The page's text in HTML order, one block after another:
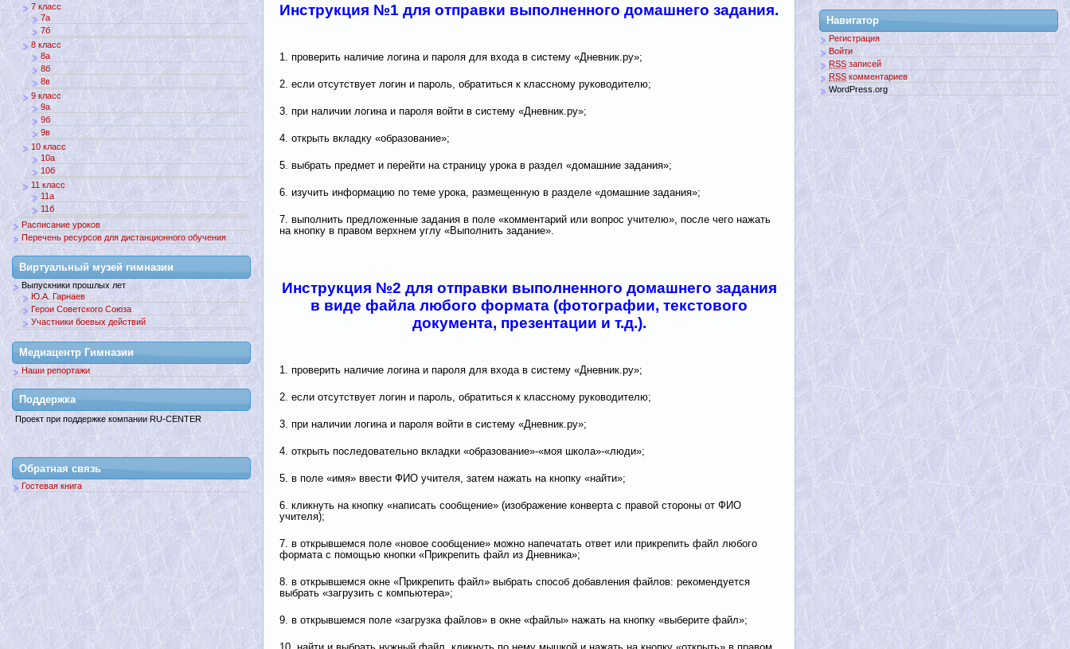
Инструкция №1 для отправки выполненного домашнего задания.
1. проверить наличие логина и пароля для входа в систему «Дневник.ру»;
2. если отсутствует логин и пароль, обратиться к классному руководителю;
3. при наличии логина и пароля войти в систему «Дневник.ру»;
4. открыть вкладку «образование»;
5. выбрать предмет и перейти на страницу урока в раздел «домашние задания»;
6. изучить информацию по теме урока, размещенную в разделе «домашние задания»;
7. выполнить предложенные задания в поле «комментарий или вопрос учителю», после чего нажать
на кнопку в правом верхнем углу «Выполнить задание».
Инструкция №2 для отправки выполненного домашнего задания
в виде файла любого формата (фотографии, текстового
документа, презентации и т.д.).
1. проверить наличие логина и пароля для входа в систему «Дневник.ру»;
2. если отсутствует логин и пароль, обратиться к классному руководителю;
3. при наличии логина и пароля войти в систему «Дневник.ру»;
4. открыть последовательно вкладки «образование»-«моя школа»-«люди»;
5. в поле «имя» ввести ФИО учителя, затем нажать на кнопку «найти»;
6. кликнуть на кнопку «написать сообщение» (изображение конверта с правой стороны от ФИО
учителя);
7. в открывшемся поле «новое сообщение» можно напечатать ответ или прикрепить файл любого
формата с помощью кнопки «Прикрепить файл из Дневника»;
8. в открывшемся окне «Прикрепить файл» выбрать способ добавления файлов: рекомендуется
выбрать «загрузить с компьютера»;
9. в открывшемся поле «загрузка файлов» в окне «файлы» нажать на кнопку «выберите файл»;
7 класс
7а
7б
8 класс
8а
8б
8в
9 класс
9а
9б
9в
10 класс
10а
10б
11 класс
11а
11б
Расписание уроков
Перечень ресурсов для дистанционного обучения
Виртуальный музей гимназии
Выпускники прошлых лет
Ю.А. Гарнаев
Герои Советского Союза
Участники боевых действий
Медиацентр Гимназии
Наши репортажи
Поддержкa
Проект при поддержке компании RU-CENTER
Обратная связь
Гостевая книга
Навигатор
Регистрация
Войти
RSS записей
RSS комментариев
WordPress.org